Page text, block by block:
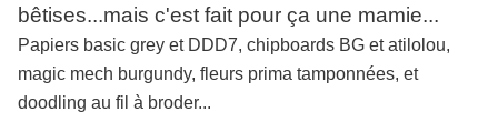
bêtises...mais c'est fait pour ça une mamie...
Papiers basic grey et DDD7, chipboards BG et atilolou,
magic mech burgundy, fleurs prima tamponnées, et
doodling au fil à broder...